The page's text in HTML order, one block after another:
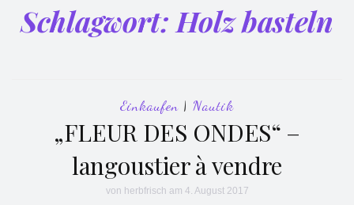
Schlagwort: Holz basteln
Einkaufen | Nautik
„FLEUR DES ONDES“ –
langoustier à vendre
von herbfrisch am 4. August 2017